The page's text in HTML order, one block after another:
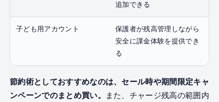
追加できる
子ども用アカウント
保護者が残高管理しながら
安全に課金体験を提供でき
る
節約術としておすすめなのは、セール時や期間限定キャ
ンペーンでのまとめ買い。
また、チャージ残高の範囲内